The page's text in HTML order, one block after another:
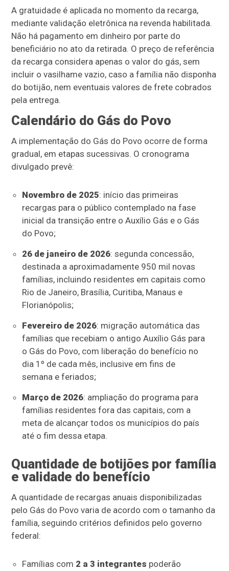
A gratuidade é aplicada no momento da recarga,
mediante validação eletrônica na revenda habilitada.
Não há pagamento em dinheiro por parte do
beneficiário no ato da retirada. O preço de referência
da recarga considera apenas o valor do gás, sem
incluir o vasilhame vazio, caso a família não disponha
do botijão, nem eventuais valores de frete cobrados
pela entrega.
Calendário do Gás do Povo
A implementação do Gás do Povo ocorre de forma
gradual, em etapas sucessivas. O cronograma
divulgado prevê:
Novembro de 2025: início das primeiras
recargas para o público contemplado na fase
inicial da transição entre o Auxílio Gás e o Gás
do Povo;
26 de janeiro de 2026: segunda concessão,
destinada a aproximadamente 950 mil novas
famílias, incluindo residentes em capitais como
Rio de Janeiro, Brasília, Curitiba, Manaus e
Florianópolis;
Fevereiro de 2026: migração automática das
famílias que recebiam o antigo Auxílio Gás para
o Gás do Povo, com liberação do benefício no
dia 1º de cada mês, inclusive em fins de
semana e feriados;
Março de 2026: ampliação do programa para
famílias residentes fora das capitais, com a
meta de alcançar todos os municípios do país
até o fim dessa etapa.
Quantidade de botijões por família
e validade do benefício
A quantidade de recargas anuais disponibilizadas
pelo Gás do Povo varia de acordo com o tamanho da
família, seguindo critérios definidos pelo governo
federal:
Famílias com 2 a 3 integrantes poderão